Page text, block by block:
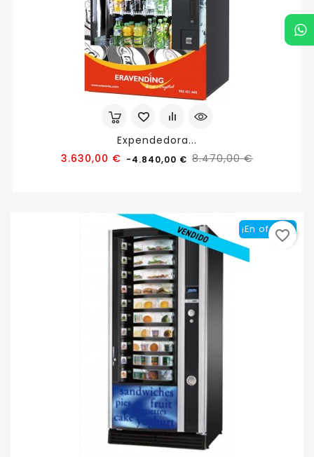
Expendedora...
3.630,00 € Precio
-4.840,00 € 8.470,00 €Precio
¡En oferta!
favorite_border